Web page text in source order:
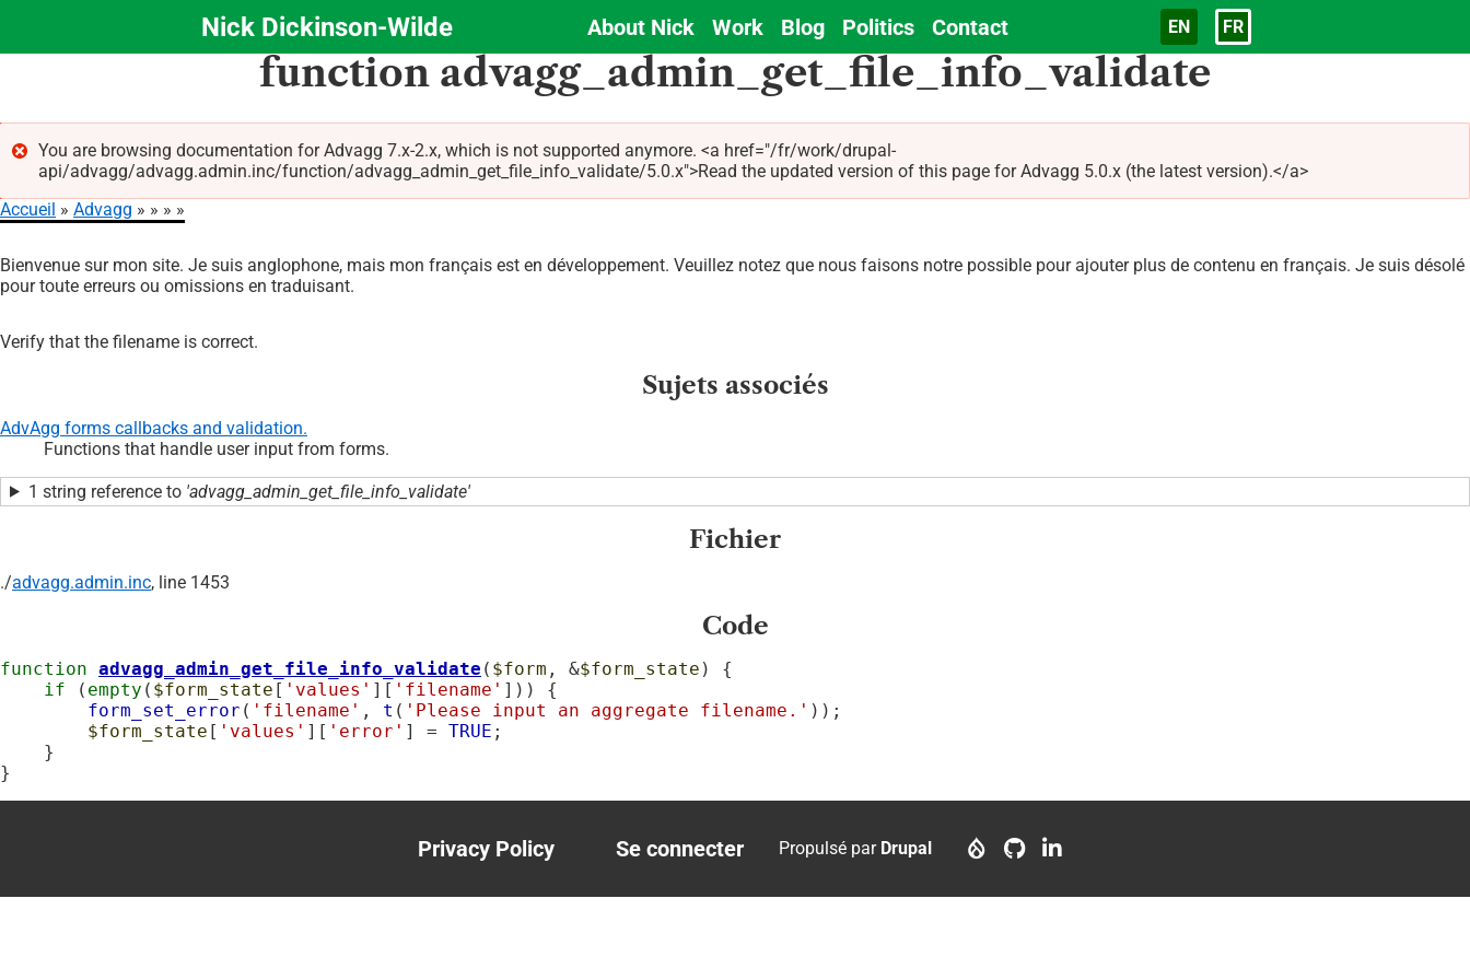
Aller
principal
Nick Dickinson-Wilde
Main
navigation
About Nick Work Blog Politics Contact Langue
EN FR
function advagg_admin_get_file_info_validate
Message
d'erreur
You are browsing documentation for Advagg 7.x-2.x, which is not supported anymore. <a href="/fr/work/drupal-
api/advagg/advagg.admin.inc/function/advagg_admin_get_file_info_validate/5.0.x">Read the updated version of this page for Advagg 5.0.x (the latest version).</a>
d'Ariane
Accueil Advagg
Bienvenue sur mon site. Je suis anglophone, mais mon français est en développement. Veuillez notez que nous faisons notre possible pour ajouter plus de contenu en français. Je suis désolé
pour toute erreurs ou omissions en traduisant.
Verify that the filename is correct.
Sujets associés
AdvAgg forms callbacks and validation.
Functions that handle user input from forms.
1 string reference to 'advagg_admin_get_file_info_validate'
Fichier
./advagg.admin.inc, line 1453
Code
function advagg_admin_get_file_info_validate ( $form , &$form_state ) {
if ( empty ( $form_state [ 'values' ][ 'filename' ])) {
form_set_error ( 'filename' , t ( 'Please input an aggregate filename.' ));
$form_state [ 'values' ][ 'error' ] = TRUE ;
}
Footer
menu
Privacy Policy
account
Se connecter Propulsé par Drupal